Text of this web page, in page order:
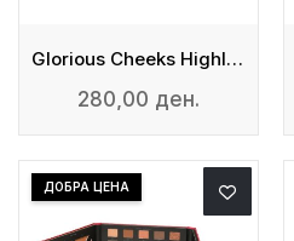
Glorious Cheeks Highlighter
280,00 ден.
ДОБРА ЦЕНА